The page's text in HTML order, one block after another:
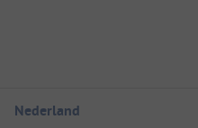
Nederland